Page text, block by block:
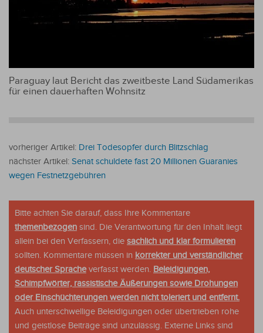
Paraguay laut Bericht das zweitbeste Land Südamerikas
für einen dauerhaften Wohnsitz
vorheriger Artikel: Drei Todesopfer durch Blitzschlag
nächster Artikel: Senat schuldete fast 20 Millionen Guaranies
wegen Festnetzgebühren
Bitte achten Sie darauf, dass Ihre Kommentare
themenbezogen sind. Die Verantwortung für den Inhalt liegt
allein bei den Verfassern, die sachlich und klar formulieren
sollten. Kommentare müssen in korrekter und verständlicher
deutscher Spracheverfasst werden. Beleidigungen,
Schimpfwörter, rassistische Äußerungen sowie Drohungen
oder Einschüchterungen werden nicht toleriert und entfernt.
Auch unterschwellige Beleidigungen oder übertrieben rohe
und geistlose Beiträge sind unzulässig. Externe Links sind